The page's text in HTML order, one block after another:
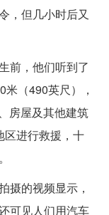
，但几小时后又
，他们听到了
（490英尺），
房屋及其他建筑
区进行救援，十
的视频显示，
可见人们用汽车